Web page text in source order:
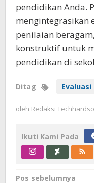
pendidikan Anda.
mengintegrasikan
penilaian
konstruktif untuk
pendidikan di
Ditag
oleh Redaksi
Ikuti Kami Pada
Pos sebelumnya